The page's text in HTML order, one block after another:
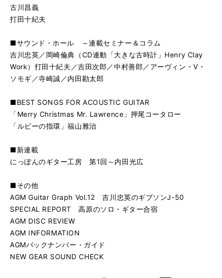
古川昌義
打田十紀夫
■サウンド・ホール ～連載セミナー＆コラム
吉川忠英／岡崎倫典（CD連動「大きな古時計」Henry Clay
Work）打田十紀夫／吉田次郎／中村善郎／アーヴィン・V・
ソモギ／寺崎誠／内田勘太郎
■BEST SONGS FOR ACOUSTIC GUITAR
「Merry Christmas Mr. Lawrence」押尾コータロー
「ルビーの指環」福山雅治
■新連載
にっぽんのギター工房 第1回～内田光広
■その他
AGM Guitar Graph Vol.12 吉川忠英のギブソンJ-50
SPECIAL REPORT 高原のソロ・ギター合宿
AGM DISC REVIEW
AGM INFORMATION
AGMバックナンバー・ガイド
NEW GEAR SOUND CHECK